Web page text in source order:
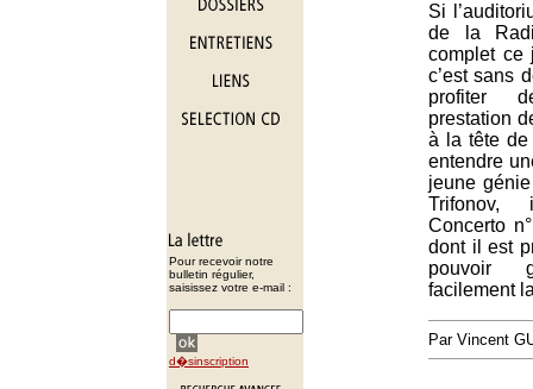
Pour recevoir notre
bulletin régulier,
saisissez votre e-mail :
d�sinscription
Si
de la
complet ce
c’est sans
profiter
prestation
à la tête de
entendre
jeune
Concerto
dont il est
pouvoir
facilement
Par Vincent